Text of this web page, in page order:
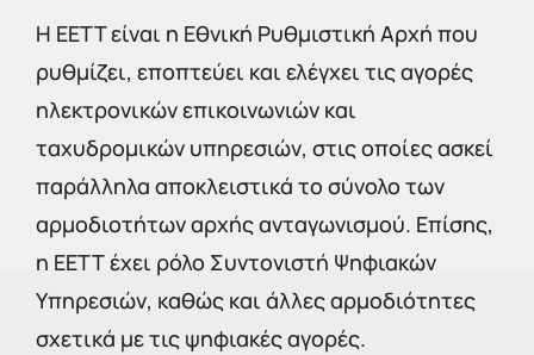
Η EETT είναι η Εθνική Ρυθμιστική Αρχή που
ρυθμίζει, εποπτεύει και ελέγχει τις αγορές
ηλεκτρονικών επικοινωνιών και
ταχυδρομικών υπηρεσιών, στις οποίες ασκεί
παράλληλα αποκλειστικά το σύνολο των
αρμοδιοτήτων αρχής ανταγωνισμού. Επίσης,
η ΕΕΤΤ έχει ρόλο Συντονιστή Ψηφιακών
Υπηρεσιών, καθώς και άλλες αρμοδιότητες
σχετικά με τις ψηφιακές αγορές.